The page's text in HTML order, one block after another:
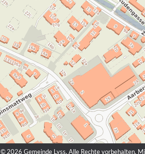
© 2026 Gemeinde Lyss, Alle Rechte vorbehalten.